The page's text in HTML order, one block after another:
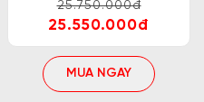
25.750.000đ
25.550.000đ
MUA NGAY